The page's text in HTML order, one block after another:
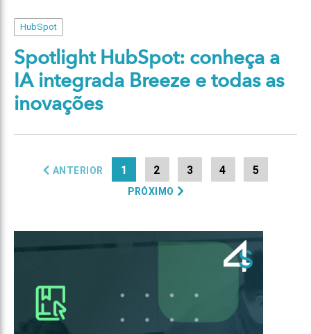
HubSpot
Spotlight HubSpot: conheça a
IA integrada Breeze e todas as
inovações
ANTERIOR 1 2 3 4 5
PRÓXIMO